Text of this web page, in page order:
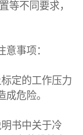
等不同要求，
意事项：
定的工作压力
危险。
书中关于冷